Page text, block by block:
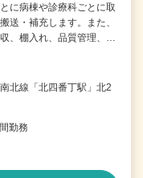
に病棟や診療科ごとに取
送・補充します。また、
、棚入れ、品質管理、…
北線「北四番丁駅」北2
勤務